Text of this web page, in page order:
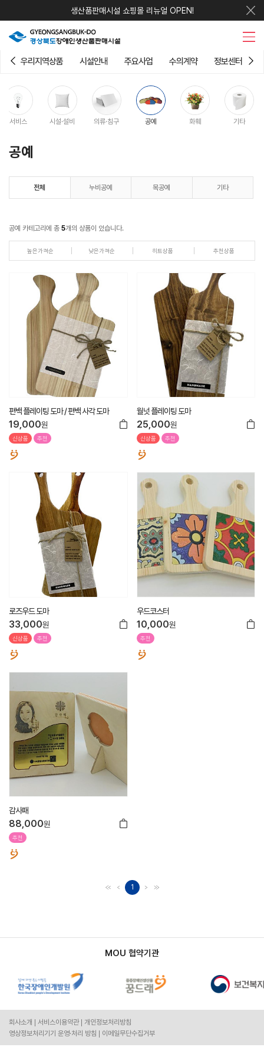
생산품판매시설 쇼핑몰 리뉴얼 OPEN!
우리지역상품 시설안내 주요사업 수의계약 정보센터
서비스 시설·설비 의류·침구 공예 화훼 기타
공예
전체 누비공예 목공예 기타
공예 카테고리에 총 5개의 상품이 있습니다.
높은가격순 낮은가격순 히트상품 추천상품
편백 플레이팅 도마 / 편백 사각 도마
19,000원
신상품 추천
월넛 플레이팅 도마
25,000원
신상품 추천
로즈우드 도마
33,000원
신상품 추천
우드코스터
10,000원
추천
감사패
88,000원
추천
1
MOU 협약기관
회사소개 서비스이용약관
개인정보처리방침
영상정보처리기기 운영·처리 방침
이메일무단수집거부